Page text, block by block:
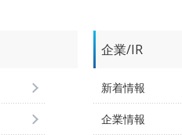
企業/IR
新着情報
企業情報